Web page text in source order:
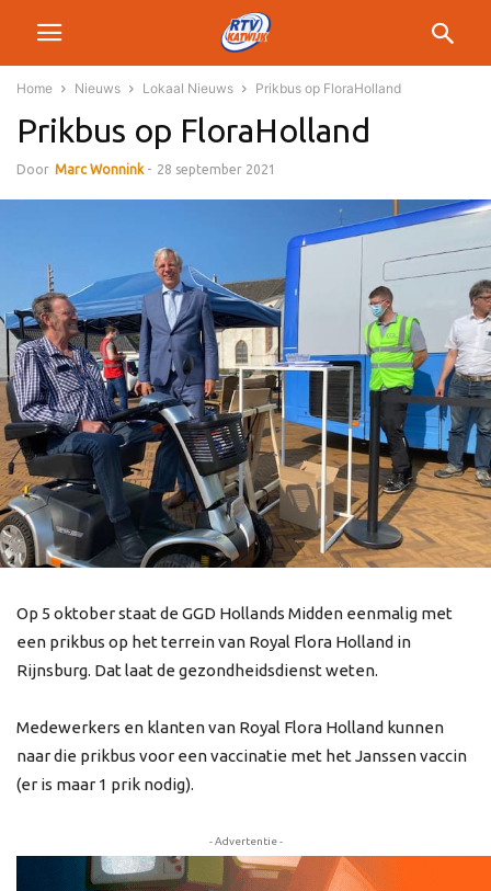
Home Nieuws Lokaal Nieuws Prikbus op FloraHolland
Prikbus op FloraHolland
Door Marc Wonnink - 28 september 2021
Op 5 oktober staat de GGD Hollands Midden eenmalig met
een prikbus op het terrein van Royal Flora Holland in
Rijnsburg. Dat laat de gezondheidsdienst weten.
Medewerkers en klanten van Royal Flora Holland kunnen
naar die prikbus voor een vaccinatie met het Janssen vaccin
(er is maar 1 prik nodig).
- Advertentie -